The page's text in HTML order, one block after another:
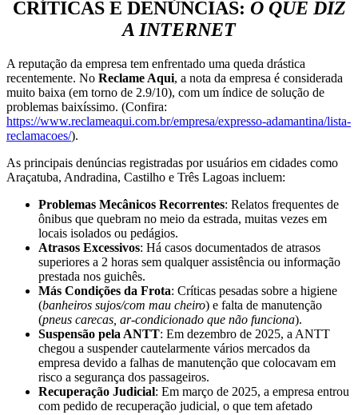
CRÍTICAS E DENÚNCIAS: O QUE DIZ
A INTERNET
A reputação da empresa tem enfrentado uma queda drástica
recentemente. No Reclame Aqui, a nota da empresa é considerada
muito baixa (em torno de 2.9/10), com um índice de solução de
problemas baixíssimo. (Confira:
https://www.reclameaqui.com.br/empresa/expresso-adamantina/lista-
reclamacoes/).
As principais denúncias registradas por usuários em cidades como
Araçatuba, Andradina, Castilho e Três Lagoas incluem:
Problemas Mecânicos Recorrentes: Relatos frequentes de
ônibus que quebram no meio da estrada, muitas vezes em
locais isolados ou pedágios.
Atrasos Excessivos: Há casos documentados de atrasos
superiores a 2 horas sem qualquer assistência ou informação
prestada nos guichês.
Más Condições da Frota: Críticas pesadas sobre a higiene
(banheiros sujos/com mau cheiro) e falta de manutenção
(pneus carecas, ar-condicionado que não funciona).
Suspensão pela ANTT: Em dezembro de 2025, a ANTT
chegou a suspender cautelarmente vários mercados da
empresa devido a falhas de manutenção que colocavam em
risco a segurança dos passageiros.
Recuperação Judicial: Em março de 2025, a empresa entrou
com pedido de recuperação judicial, o que tem afetado